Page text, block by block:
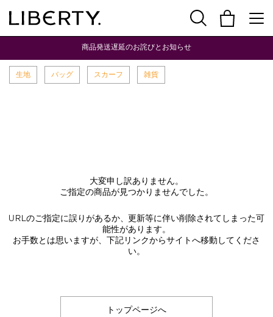
商品発送遅延のお詫びとお知らせ
生地 バッグ スカーフ 雑貨
大変申し訳ありません。
ご指定の商品が見つかりませんでした。
URLのご指定に誤りがあるか、更新等に伴い削除されてしまった可
能性があります。
お手数とは思いますが、下記リンクからサイトへ移動してくださ
い。
トップページへ